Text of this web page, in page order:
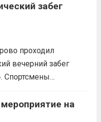
забег
проходил
вечерний забег
Спортсмены
забеге и заняли
места:1 место —
на